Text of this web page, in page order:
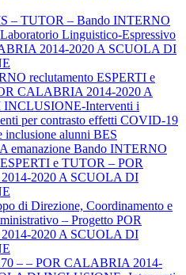
– TUTOR – Bando INTERNO
Linguistico-Espressivo
2014-2020 A SCUOLA DI
reclutamento ESPERTI e
CALABRIA 2014-2020 A
Interventi i
per contrasto effetti COVID-19
inclusione alunni BES
emanazione Bando INTERNO
e TUTOR – POR
2020 A SCUOLA DI
di Direzione, Coordinamento e
– Progetto POR
2020 A SCUOLA DI
– – POR CALABRIA 2014-